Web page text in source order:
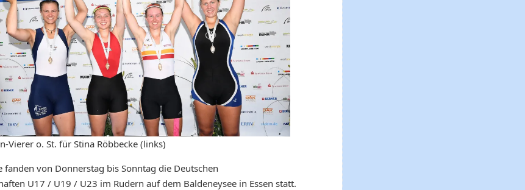
Vierer o. St. für Stina Röbbecke (links)
fanden von Donnerstag bis Sonntag die Deutschen
U17 / U19 / U23 im Rudern auf dem Baldeneysee in Essen statt.